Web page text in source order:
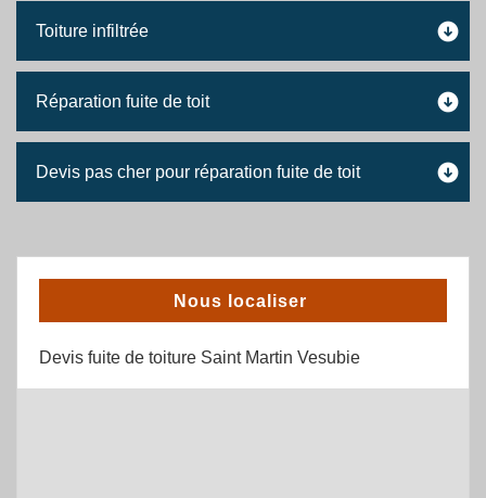
Toiture infiltrée
Réparation fuite de toit
Devis pas cher pour réparation fuite de toit
Nous localiser
Devis fuite de toiture Saint Martin Vesubie